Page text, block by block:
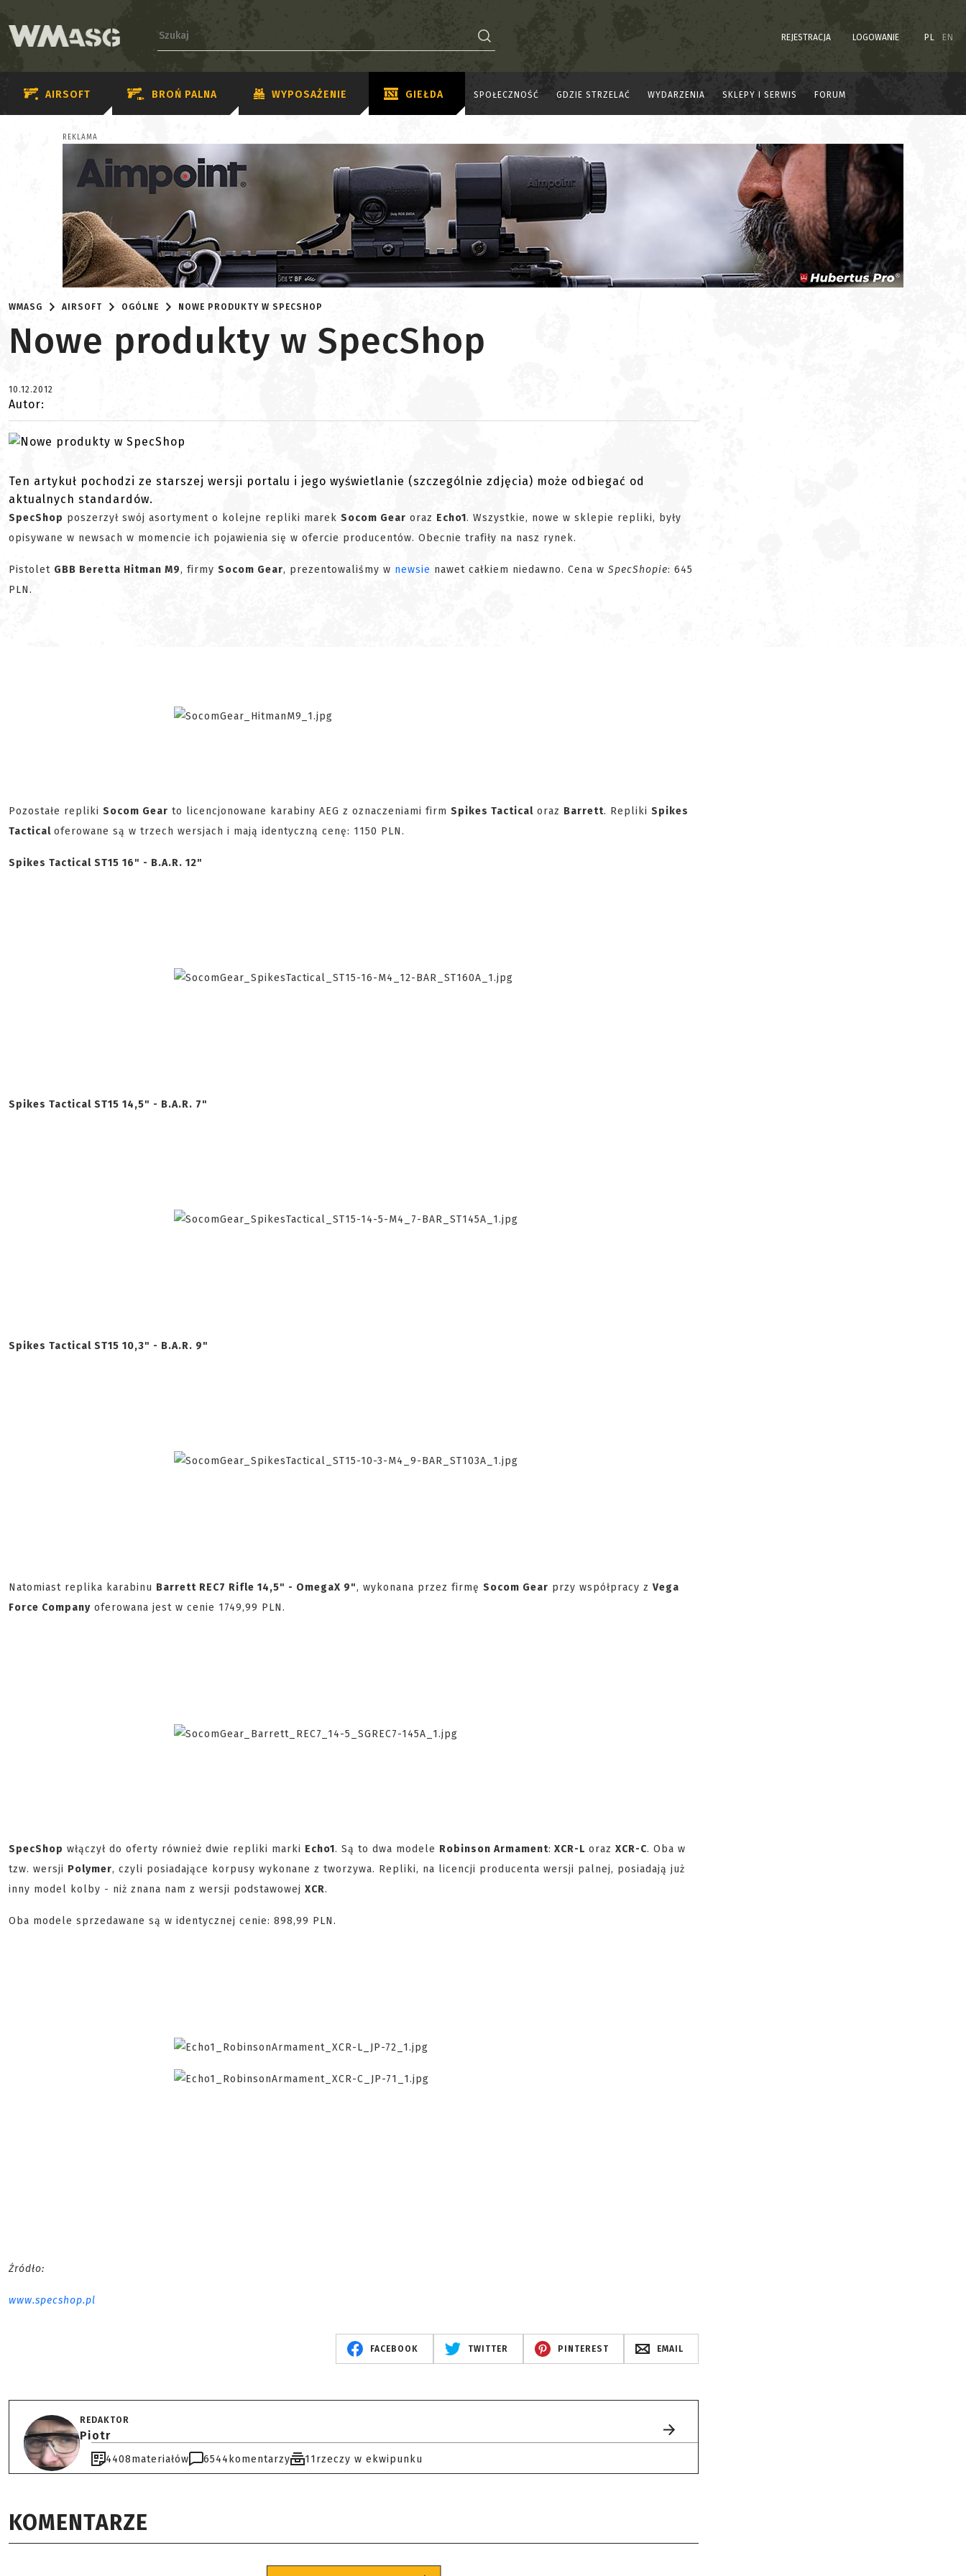
REJESTRACJA LOGOWANIE PL EN
AIRSOFT BROŃ PALNA WYPOSAŻENIE GIEŁDA SPOŁECZNOŚĆ GDZIE STRZELAĆ WYDARZENIA SKLEPY I SERWIS FORUM
REKLAMA
WMASG AIRSOFT OGÓLNE NOWE PRODUKTY W SPECSHOP
Nowe produkty w SpecShop
10.12.2012
Autor:
Ten artykuł pochodzi ze starszej wersji portalu i jego wyświetlanie (szczególnie zdjęcia) może odbiegać od
aktualnych standardów.
SpecShop poszerzył swój asortyment o kolejne repliki marek Socom Gear oraz Echo1. Wszystkie, nowe w sklepie repliki, były
opisywane w newsach w momencie ich pojawienia się w ofercie producentów. Obecnie trafiły na nasz rynek.
Pistolet GBB Beretta Hitman M9, firmy Socom Gear, prezentowaliśmy w newsie nawet całkiem niedawno. Cena w SpecShopie: 645
PLN.
Pozostałe repliki Socom Gear to licencjonowane karabiny AEG z oznaczeniami firm Spikes Tactical oraz Barrett. Repliki Spikes
Tactical oferowane są w trzech wersjach i mają identyczną cenę: 1150 PLN.
Spikes Tactical ST15 16" - B.A.R. 12"
Spikes Tactical ST15 14,5" - B.A.R. 7"
Spikes Tactical ST15 10,3" - B.A.R. 9"
Natomiast replika karabinu Barrett REC7 Rifle 14,5" - OmegaX 9", wykonana przez firmę Socom Gear przy współpracy z Vega
Force Company oferowana jest w cenie 1749,99 PLN.
SpecShop włączył do oferty również dwie repliki marki Echo1. Są to dwa modele Robinson Armament: XCR-L oraz XCR-C. Oba w
tzw. wersji Polymer, czyli posiadające korpusy wykonane z tworzywa. Repliki, na licencji producenta wersji palnej, posiadają już
inny model kolby - niż znana nam z wersji podstawowej XCR.
Oba modele sprzedawane są w identycznej cenie: 898,99 PLN.
Źródło:
www.specshop.pl
FACEBOOK TWITTER PINTEREST EMAIL
REDAKTOR
Piotr
4408materiałów 6544 komentarzy 11rzeczy w ekwipunku
KOMENTARZE